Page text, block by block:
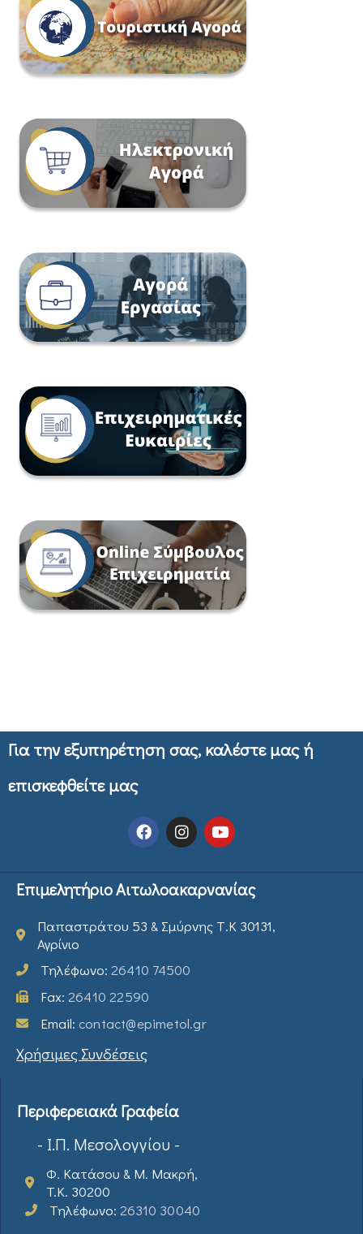
Για την εξυπηρέτηση σας, καλέστε μας ή
επισκεφθείτε μας
Επιμελητήριο Αιτωλοακαρνανίας
Παπαστράτου 53 & Σμύρνης Τ.Κ 30131,
Αγρίνιο
Τηλέφωνο: 26410 74500
Fax: 26410 22590
Email: contact@epimetol.gr
Χρήσιμες Συνδέσεις
Περιφερειακά Γραφεία
- Ι.Π. Μεσολογγίου -
Φ. Κατάσου & Μ. Μακρή,
T.K. 30200
Τηλέφωνο: 26310 30040